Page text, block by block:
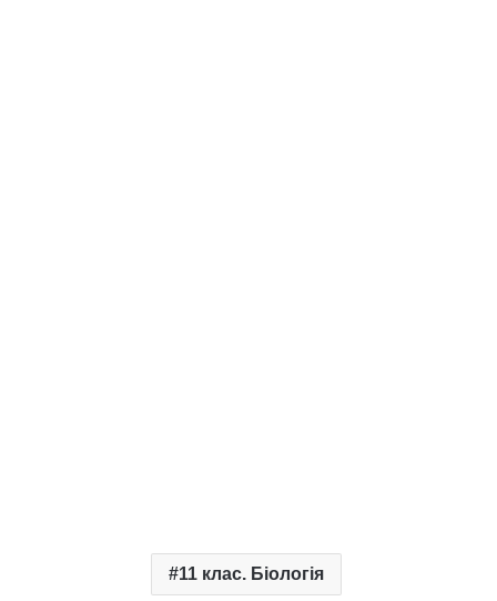
11 клас. Біологія